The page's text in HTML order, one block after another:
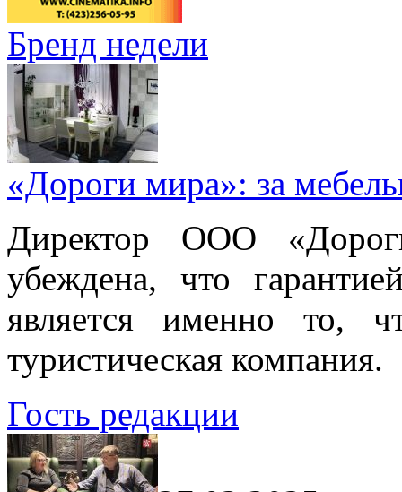
Бренд недели
«Дороги мира»: за
Директор ООО
убеждена, что
является именно то,
туристическая компания.
Гость редакции